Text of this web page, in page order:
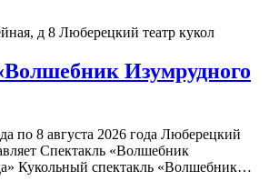
д 8 Люберецкий театр кукол
Изумрудного
по 8 августа 2026 года Люберецкий
Спектакль «Волшебник
Кукольный спектакль «Волшебник…